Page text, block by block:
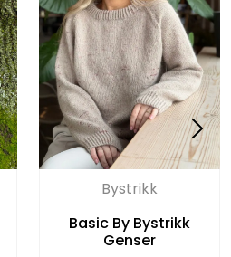
Bystrikk
Basic By Bystrikk
Genser